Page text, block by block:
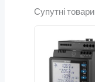
Супутні товари